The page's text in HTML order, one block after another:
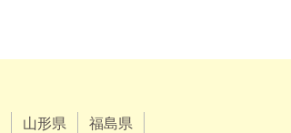
山形県 福島県